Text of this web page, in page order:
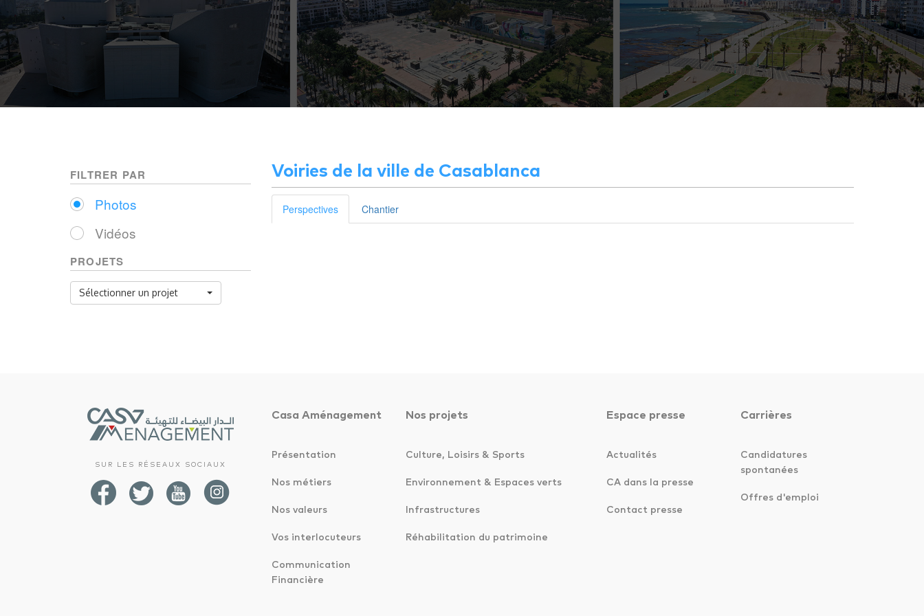
FILTRER PAR
Photos
Vidéos
PROJETS
Sélectionner un projet
Voiries de la ville de Casablanca
Perspectives Chantier
SUR LES RÉSEAUX SOCIAUX
Casa Aménagement
Présentation
Nos métiers
Nos valeurs
Vos interlocuteurs
Communication
Financière
Nos projets
Culture, Loisirs & Sports
Environnement & Espaces verts
Infrastructures
Réhabilitation du patrimoine
Espace presse
Actualités
CA dans la presse
Contact presse
Carrières
Candidatures
spontanées
Offres d'emploi